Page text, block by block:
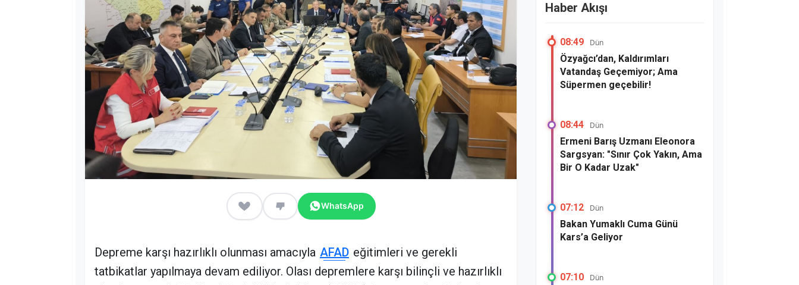
WhatsApp
Depreme karşı hazırlıklı olunması amacıyla AFAD eğitimleri ve gerekli
tatbikatlar yapılmaya devam ediliyor. Olası depremlere karşı bilinçli ve hazırlıklı
Haber Akışı
08:49 Dün
Özyağcı’dan, Kaldırımları
Vatandaş Geçemiyor; Ama
Süpermen geçebilir!
08:44 Dün
Ermeni Barış Uzmanı Eleonora
Sargsyan: "Sınır Çok Yakın, Ama
Bir O Kadar Uzak"
07:12 Dün
Bakan Yumaklı Cuma Günü
Kars’a Geliyor
07:10 Dün